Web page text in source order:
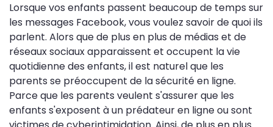
Lorsque vos enfants passent beaucoup de temps sur
les messages Facebook, vous voulez savoir de quoi ils
parlent. Alors que de plus en plus de médias et de
réseaux sociaux apparaissent et occupent la vie
quotidienne des enfants, il est naturel que les
parents se préoccupent de la sécurité en ligne.
Parce que les parents veulent s'assurer que les
enfants s'exposent à un prédateur en ligne ou sont